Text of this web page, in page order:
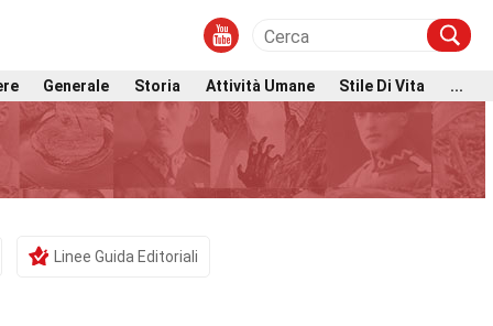
Generale Storia Attività Umane Stile Di Vita ...
Linee Guida Editoriali